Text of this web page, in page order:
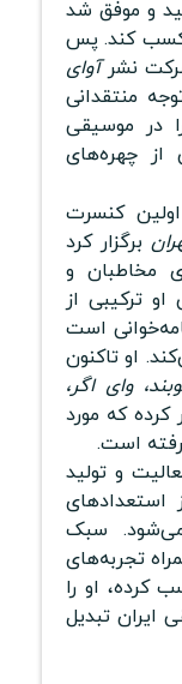
و موفق شد
کسب کند. پس
نشرآوای
منتقدانی
در موسیقی
از چهره‌های
اولین کنسرت
برگزار کرد
مخاطبان و
ترکیبی از
است
او تاکنون
وای اگر،
کرده که مورد
است.
و تولید
می‌شود. سبک
تجربه‌های
کرده، او را
ایران تبدیل